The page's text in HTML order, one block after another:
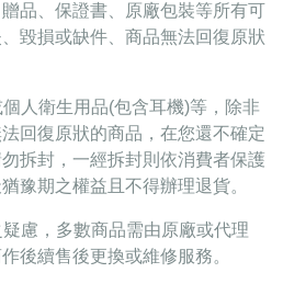
品、保證書、原廠包裝等所有可
毀損或缺件、商品無法回復原狀
人衛生用品(包含耳機)等，除非
回復原狀的商品，在您還不確定
拆封，一經拆封則依消費者保護
豫期之權益且不得辦理退貨。
慮，多數商品需由原廠或代理
後續售後更換或維修服務。